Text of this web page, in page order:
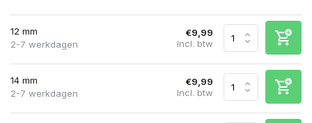
12 mm
2-7 werkdagen
€9,99
Incl. btw
14 mm
2-7 werkdagen
€9,99
Incl. btw